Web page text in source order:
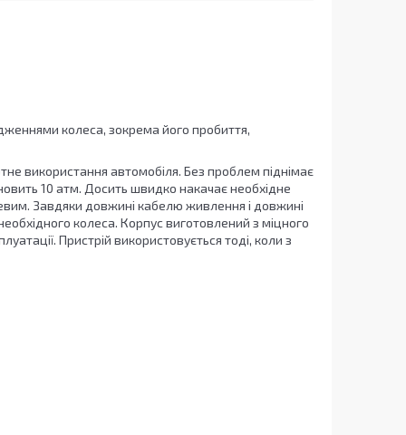
колеса, зокрема його пробиття,
використання автомобіля. Без проблем піднімає
10 атм. Досить швидко накачає необхідне
Завдяки довжині кабелю живлення і довжині
колеса. Корпус виготовлений з міцного
Пристрій використовується тоді, коли з